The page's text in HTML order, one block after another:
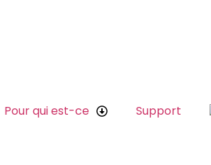
Pour qui est-ce Support